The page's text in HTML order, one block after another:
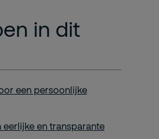
in dit
een persoonlijke
en transparante